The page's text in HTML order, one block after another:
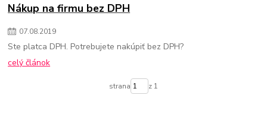
Nákup na firmu bez DPH
07.08.2019
Ste platca DPH. Potrebujete nakúpiť bez DPH?
celý článok
strana z 1